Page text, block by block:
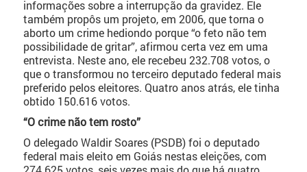
informações sobre a interrupção da gravidez. Ele
também propôs um projeto, em 2006, que torna o
aborto um crime hediondo porque “o feto não tem
possibilidade de gritar”, afirmou certa vez em uma
entrevista. Neste ano, ele recebeu 232.708 votos, o
que o transformou no terceiro deputado federal mais
preferido pelos eleitores. Quatro anos atrás, ele tinha
obtido 150.616 votos.
“O crime não tem rosto”
O delegado Waldir Soares (PSDB) foi o deputado
federal mais eleito em Goiás nestas eleições, com